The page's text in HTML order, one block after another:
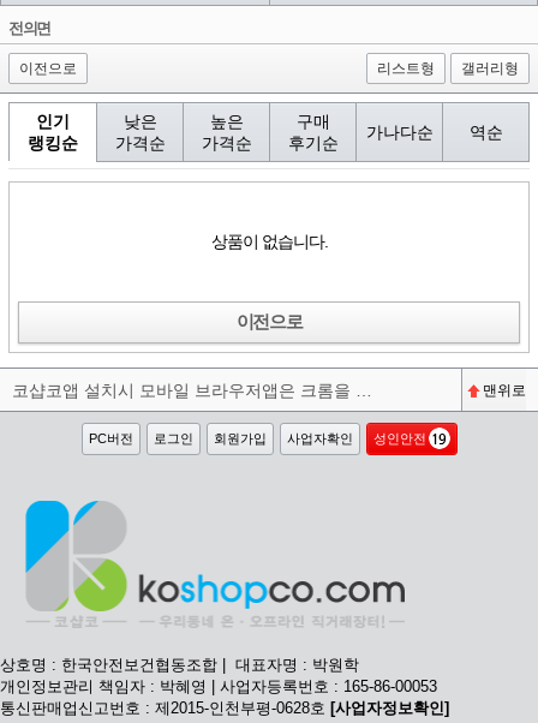
1
전의면
이전으로 리스트형 갤러리형
인기
랭킹순
낮은
가격순
높은
가격순
구매
후기순
가나다순 역순
상품이 없습니다.
이전으로
맨위로
PC버전 로그인 회원가입 사업자확인 성인안전
상호명 : 한국안전보건협동조합 | 대표자명 : 박원학
개인정보관리 책임자 : 박혜영 | 사업자등록번호 : 165-86-00053
통신판매업신고번호 : 제2015-인천부평-0628호 [사업자정보확인]